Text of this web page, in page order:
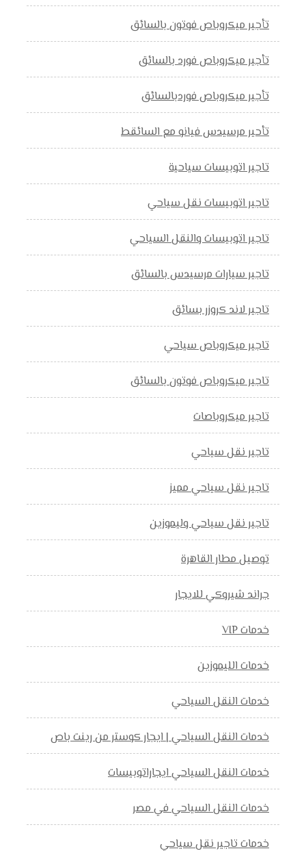
تأجير ميكروباص فوتون بالسائق
تأجير ميكروباص فورد بالسائق
تأجير ميكروباص فوردبالسائق
تأحير مرسيدس فيانو مع السائقط
تاجير اتوبيسات سياحية
تاجير اتوبيسات نقل سياحي
تاجير اتوبيسات والنقل السياحي
تاجير سيارات مرسيدس بالسائق
تاجير لاند كروزر بسائق
تاجير ميكروباص سياحي
تاجير ميكروباص فوتون بالسائق
تاجير ميكروباصات
تاجير نقل سياحي
تاجير نقل سياحي مميز
تاجير نقل سياحي وليموزين
توصيل مطار القاهرة
جراند شيروكي للايجار
خدمات VIP
خدمات الليموزين
خدمات النقل السياحي
خدمات النقل السياحي | ايجار كوستر من رينت باص
خدمات النقل السياحي ايجاراتوبيسات
خدمات النقل السياحي في مصر
خدمات تاجير نقل سياحي